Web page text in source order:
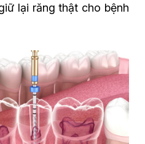
lại răng thật cho bệnh